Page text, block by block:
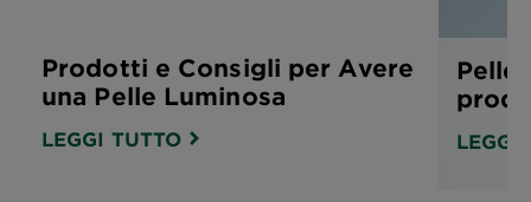
Prodotti e Consigli per Avere
una Pelle Luminosa
LEGGI TUTTO
Pelle
LEGGI